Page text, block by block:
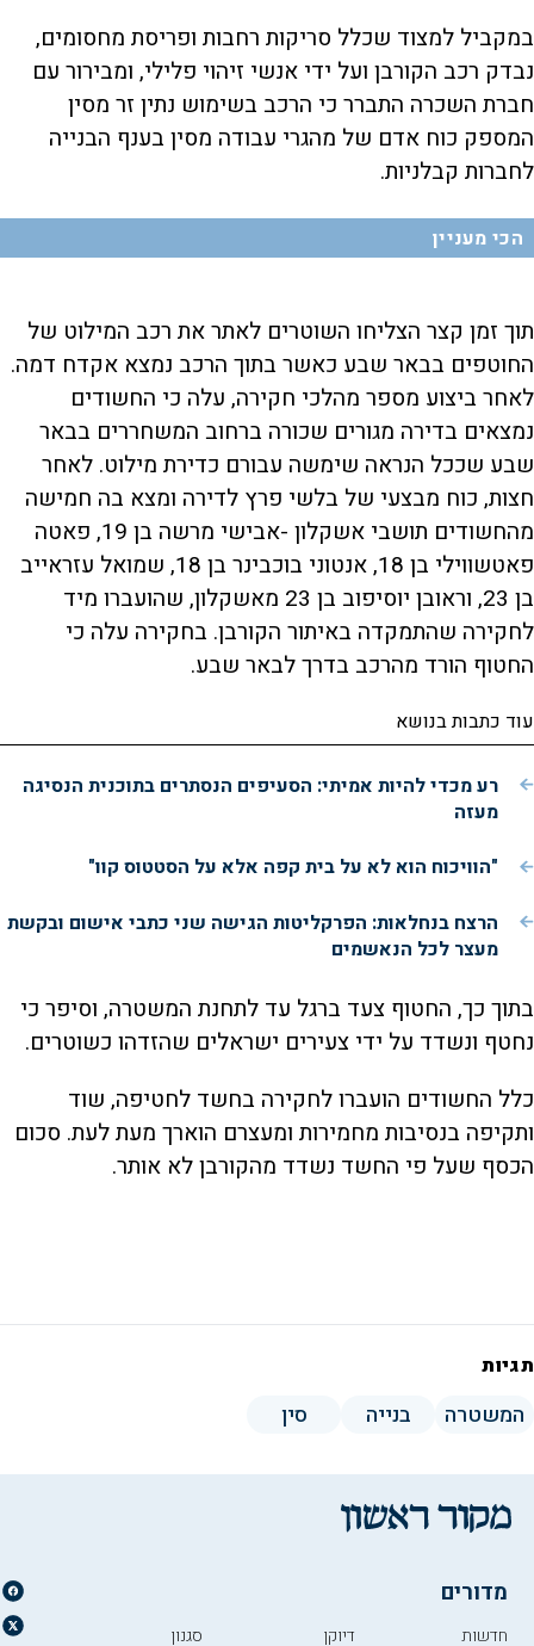
במקביל למצוד שכלל סריקות רחבות ופריסת מחסומים,
נבדק רכב הקורבן ועל ידי אנשי זיהוי פלילי, ומבירור עם
חברת השכרה התברר כי הרכב בשימוש נתין זר מסין
המספק כוח אדם של מהגרי עבודה מסין בענף הבנייה
לחברות קבלניות.
הכי מעניין
תוך זמן קצר הצליחו השוטרים לאתר את רכב המילוט של
החוטפים בבאר שבע כאשר בתוך הרכב נמצא אקדח דמה.
לאחר ביצוע מספר מהלכי חקירה, עלה כי החשודים
נמצאים בדירה מגורים שכורה ברחוב המשחררים בבאר
שבע שככל הנראה שימשה עבורם כדירת מילוט. לאחר
חצות, כוח מבצעי של בלשי פרץ לדירה ומצא בה חמישה
מהחשודים תושבי אשקלון -אבישי מרשה בן 19, פאטה
פאטשווילי בן 18, אנטוני בוכבינר בן 18, שמואל עזראייב
בן 23, וראובן יוסיפוב בן 23 מאשקלון, שהועברו מיד
לחקירה שהתמקדה באיתור הקורבן. בחקירה עלה כי
החטוף הורד מהרכב בדרך לבאר שבע.
עוד כתבות בנושא
רע מכדי להיות אמיתי: הסעיפים הנסתרים בתוכנית הנסיגה
מעזה
"הוויכוח הוא לא על בית קפה אלא על הסטטוס קוו"
הרצח בנחלאות: הפרקליטות הגישה שני כתבי אישום ובקשת
מעצר לכל הנאשמים
בתוך כך, החטוף צעד ברגל עד לתחנת המשטרה, וסיפר כי
נחטף ונשדד על ידי צעירים ישראלים שהזדהו כשוטרים.
כלל החשודים הועברו לחקירה בחשד לחטיפה, שוד
ותקיפה בנסיבות מחמירות ומעצרם הוארך מעת לעת. סכום
הכסף שעל פי החשד נשדד מהקורבן לא אותר.
תגיות
המשטרה בנייה סין
מדורים
חדשות דיוקן סגנון